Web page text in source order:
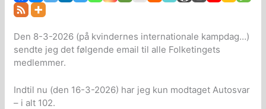
Den 8-3-2026 (på kvindernes internationale kampdag…)
sendte jeg det følgende email til alle Folketingets
medlemmer.
Indtil nu (den 16-3-2026) har jeg kun modtaget Autosvar
– i alt 102.